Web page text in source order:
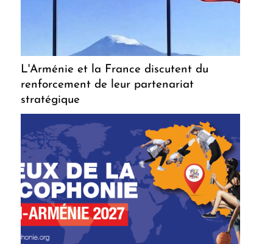
L'Arménie et la France discutent du
renforcement de leur partenariat
stratégique